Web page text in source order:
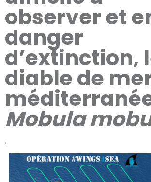
observer et
danger
d’extinction,
diable de
Mobula
.